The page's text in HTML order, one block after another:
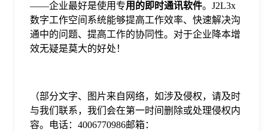
——企业最好是使用专用的即时通讯软件。J2L3x
数字工作空间系统能够提高工作效率、快速解决沟
通中的问题、提高工作的协同性。对于企业降本增
效无疑是莫大的好处！
（部分文字、图片来自网络，如涉及侵权，请及时
与我们联系，我们会在第一时间删除或处理侵权内
容。电话：4006770986邮箱：